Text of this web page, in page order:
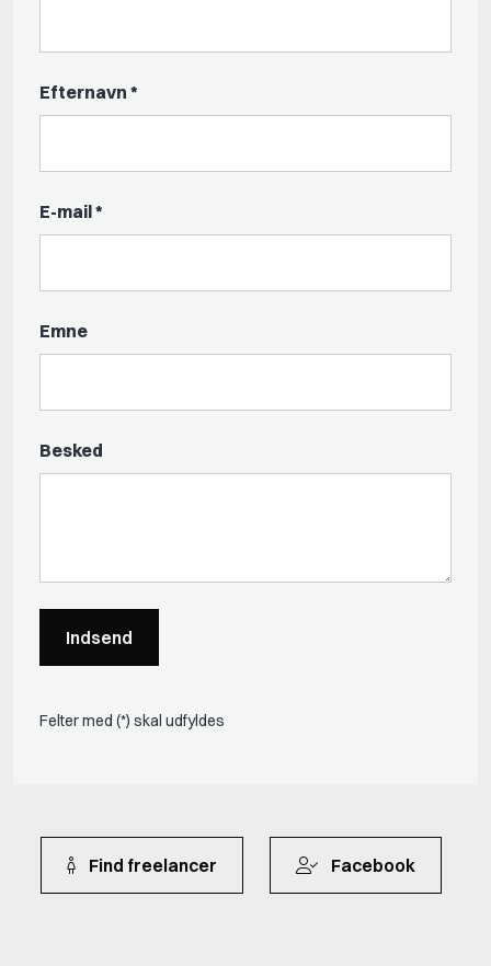
Efternavn *
E-mail *
Emne
Besked
Indsend
Felter med (*) skal udfyldes
Find freelancer Facebook